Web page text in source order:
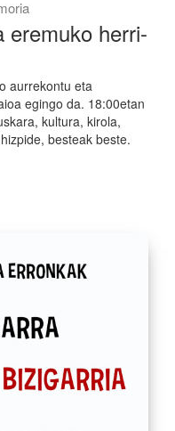
eremuko herri-
aurrekontu eta
egingo da. 18:00etan
kultura, kirola,
besteak beste.